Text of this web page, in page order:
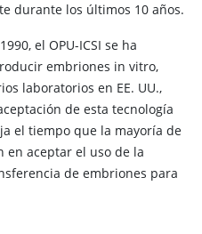
durante los últimos 10 años.
el OPU-ICSI se ha
embriones in vitro,
laboratorios en EE. UU.,
de esta tecnología
el tiempo que la mayoría de
en aceptar el uso de la
de embriones para